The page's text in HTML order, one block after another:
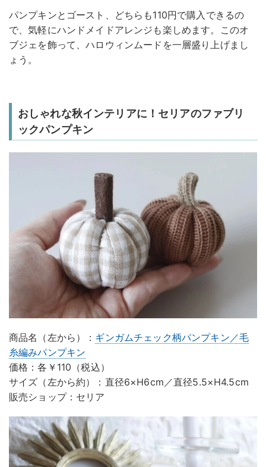
パンプキンとゴースト、どちらも110円で購入できるの
で、気軽にハンドメイドアレンジも楽しめます。このオ
ブジェを飾って、ハロウィンムードを一層盛り上げまし
ょう。
おしゃれな秋インテリアに！セリアのファブリ
ックパンプキン
商品名（左から）： ギンガムチェック柄パンプキン／毛
糸編みパンプキン
価格：各￥110（税込）
サイズ（左から約）：直径6×H6cm／直径5.5×H4.5cm
販売ショップ：セリア